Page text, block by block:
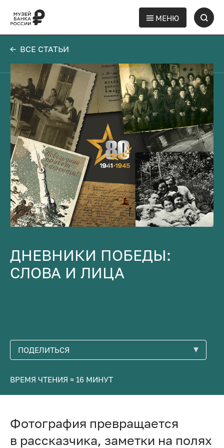
МЕНЮ
← ВСЕ СТАТЬИ
ДНЕВНИКИ ПОБЕДЫ:
СЛОВА И ЛИЦА
ПОДЕЛИТЬСЯ
ВРЕМЯ ЧТЕНИЯ ≈ 16 МИНУТ
Фотография превращается
в рассказчика, заметки на полях